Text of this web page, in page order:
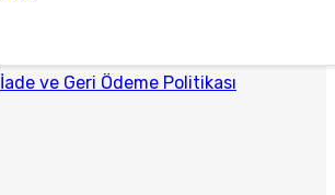
İade ve Geri Ödeme Politikası